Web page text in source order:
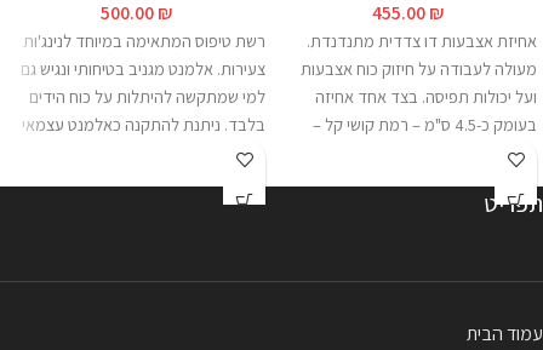
455.00₪
אחיזת אצבעות דו צדדית מתנדנדת.
מעולה לעבודה על חיזוק כוח אצבעות
ועל יכולות תפיסה. בצד אחד אחיזה
בעומק כ-4.5 ס"מ – רמת קושי קל –
500.00₪
רשת טיפוס המתאימה במיוחד לנינג'ות
צעירות. אלמנט מגניב בטיחותי ונגיש גם
למי שמתקשה להיתלות על כוח הידים
בלבד. ניתנת להתקנה כאלמנט עצמאי
על פרגולה/ עץ וכיוב או על מתקן נינג'ה
למכשולים לילדים. יכולה לשמש גם
תפריט
עמוד הבית